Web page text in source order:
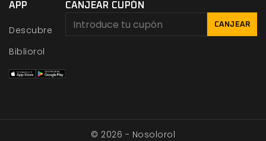
APP
Descubre
Bibliorol
CANJEAR CUPÓN
CANJEAR
© 2026 - Nosolorol